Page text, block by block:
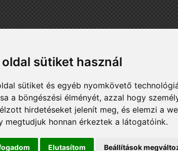
sütiket használ
sütiket és egyéb nyomkövető
a böngészési élményét, azzal hogy
hirdetéseket jelenít meg, és elemzi a
megtudjuk honnan érkeztek a látogatóink.
Elutasítom Beállítások
Ha